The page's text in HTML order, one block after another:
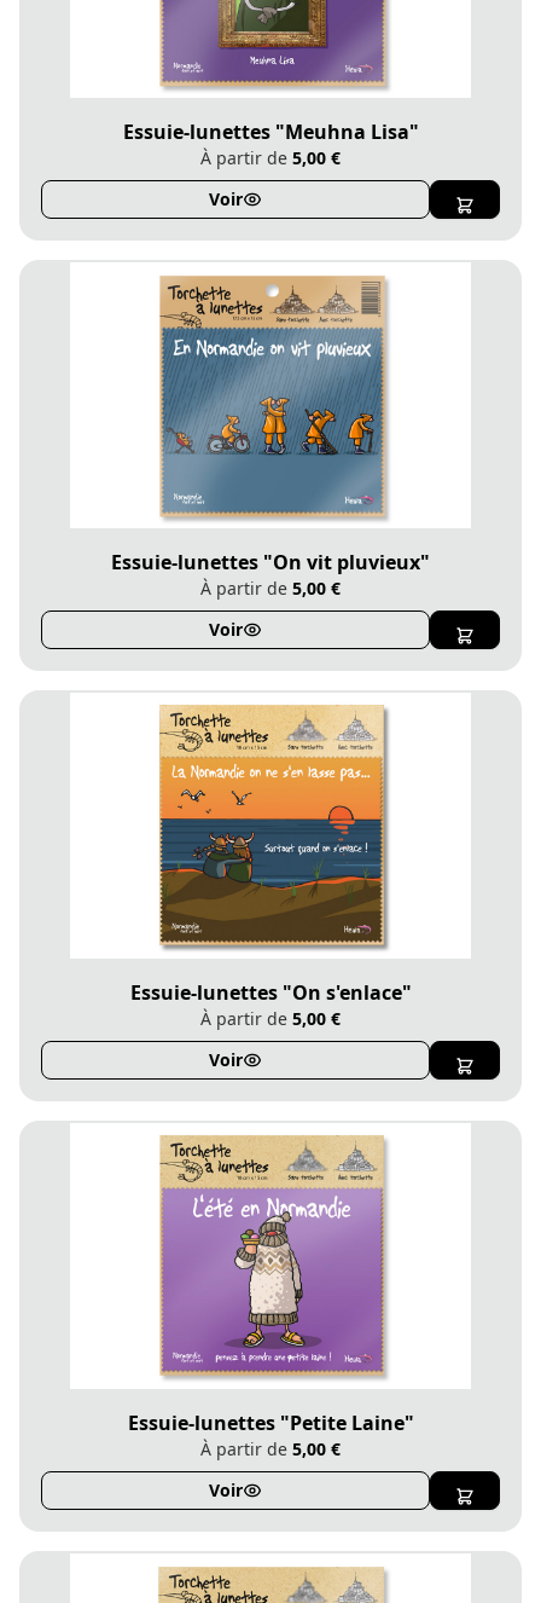
Essuie-lunettes "Meuhna Lisa"
À partir de 5,00 €
Voir
Essuie-lunettes "On vit pluvieux"
À partir de 5,00 €
Voir
Essuie-lunettes "On s'enlace"
À partir de 5,00 €
Voir
Essuie-lunettes "Petite Laine"
À partir de 5,00 €
Voir